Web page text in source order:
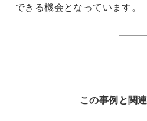
できる機会となっています。
この事例と関